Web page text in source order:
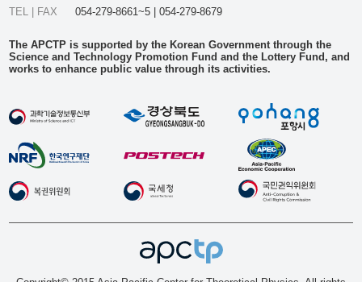
TEL | FAX
054-279-8661~5 | 054-279-8679
The APCTP is supported by the Korean Government through the
Science and Technology Promotion Fund and the Lottery Fund, and
works to enhance public value through its activities.